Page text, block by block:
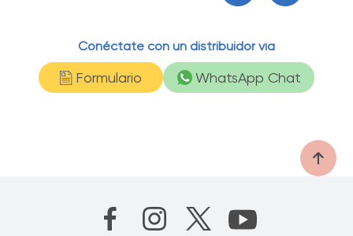
Conéctate con un distribuidor vía
Formulario WhatsApp Chat